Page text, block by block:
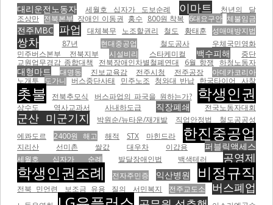
대리운전노동자 세월호 십자가 도보순례 이마트
천년의 달
조상만 전북본부 장애인 이동권 홍수 800원 착복 6대요구안 체불임금
전주MBC 파업 대체복무 노조할권리 철도 황태훈 성매매방지법
쌍차 87년 현대중공업 철도공사
우체국민영화
민주버스본부 전북지부
시설비리 스타케미컬 백수피해
중단
교원업무경감 종합대책
전북장애인차별철폐연대 6월 항쟁 하청노동자
대형마트 대명동 진보교육감 전주시청 전주공장
아데카코리아
노개투 도가니 버스중단사태 민주노조 청와대 반납 한국타이어 사찰
촛불 전북추모식 버스파업의 파국을 원하는가? 학생인권
상수도 역사교과서 사내하도급 직장폐쇄 전국노동자대회
군산 미군기지 박원순/뉴타운/재개발 직업안정법
철도공공성
에콰도르
2400원 해고 해적 STX 마힌드라 한진중공업
지리산 선미촌 쌀값 대우차 이갑용 퍼블릭액세스
세월호 십자가 순례 발달장애인법 백색테러 공영제
학생인권조례 전자주민증 익산병원 비정규직
전북 민언련 보조금 유용 질의 서민복지 전주교도소 버스폐업